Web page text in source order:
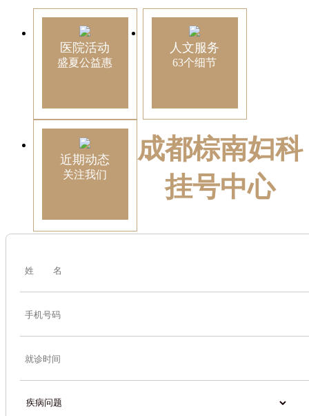
医院活动
盛夏公益惠
人文服务
63个细节
近期动态
关注我们
成都棕南妇科
挂号中心